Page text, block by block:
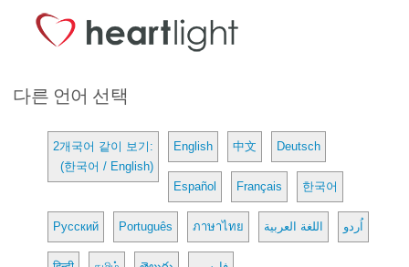
다른 언어 선택
2개국어 같이 보기:
(한국어 / English)
English 中文 Deutsch
Español Français 한국어
Русский Português ภาษาไทย اللغة العربية اُردو